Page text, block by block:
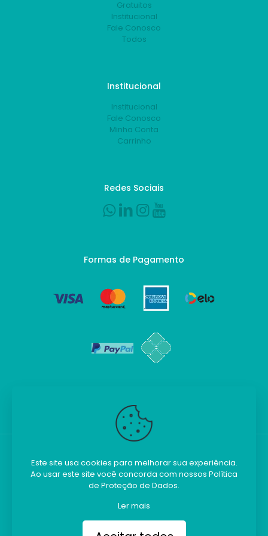
Gratuitos
Institucional
Fale Conosco
Todos
Institucional
Institucional
Fale Conosco
Minha Conta
Carrinho
Redes Sociais
Formas de Pagamento
Kilobim - Todos os direitos reservados.
Este site usa cookies para melhorar sua experiência.
Ao usar este site você concorda com nossos Política
de Proteção de Dados.
Ler mais